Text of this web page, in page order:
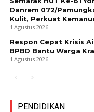
Danrem 072/
Kulit, Perkuat
1 Agustus 2026
Respon Cepat Krisis
BPBD Bantu Warga
1 Agustus 2026
PENDIDIKAN